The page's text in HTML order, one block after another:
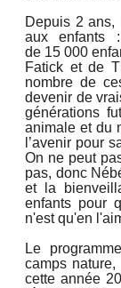
Depuis 2 ans,
aux enfants
de 15 000
Fatick et de
nombre de
devenir de
générations
animale et du
l’avenir pour
On ne peut
pas, donc
et la
enfants pour
n'est qu'en
Le
camps
cette année